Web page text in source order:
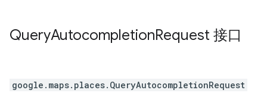
QueryAutocompletionRequest 接口
google.maps.places. QueryAutocompletionRequest